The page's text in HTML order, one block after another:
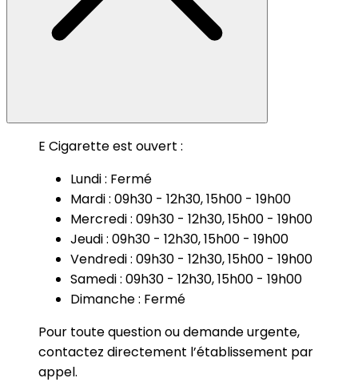
E Cigarette est ouvert :
Lundi : Fermé
Mardi : 09h30 - 12h30, 15h00 - 19h00
Mercredi : 09h30 - 12h30, 15h00 - 19h00
Jeudi : 09h30 - 12h30, 15h00 - 19h00
Vendredi : 09h30 - 12h30, 15h00 - 19h00
Samedi : 09h30 - 12h30, 15h00 - 19h00
Dimanche : Fermé
Pour toute question ou demande urgente,
contactez directement l’établissement par
appel.